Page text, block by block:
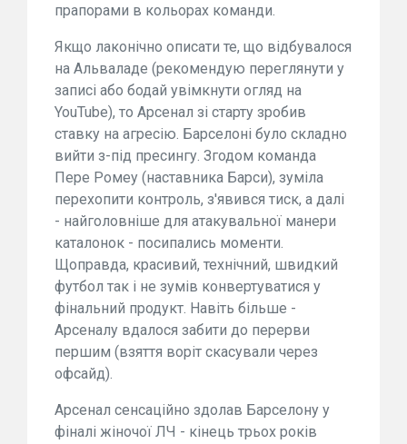
прапорами в кольорах команди.
Якщо лаконічно описати те, що відбувалося
на Альваладе (рекомендую переглянути у
записі або бодай увімкнути огляд на
YouTube), то Арсенал зі старту зробив
ставку на агресію. Барселоні було складно
вийти з-під пресингу. Згодом команда
Пере Ромеу (наставника Барси), зуміла
перехопити контроль, з'явився тиск, а далі
- найголовніше для атакувальної манери
каталонок - посипались моменти.
Щоправда, красивий, технічний, швидкий
футбол так і не зумів конвертуватися у
фінальний продукт. Навіть більше -
Арсеналу вдалося забити до перерви
першим (взяття воріт скасували через
офсайд).
Арсенал сенсаційно здолав Барселону у
фіналі жіночої ЛЧ - кінець трьох років